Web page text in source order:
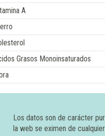
A
Grasos Monoinsaturados
Los datos son de carácter
la web se eximen de